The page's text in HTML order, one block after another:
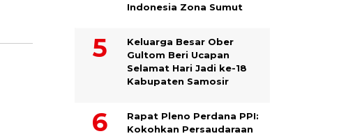
Indonesia Zona Sumut
Keluarga Besar Ober
Gultom Beri Ucapan
Selamat Hari Jadi ke-18
Kabupaten Samosir
Rapat Pleno Perdana PPI:
Kokohkan Persaudaraan